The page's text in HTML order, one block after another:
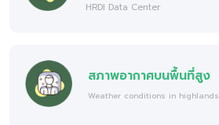
HRDI Data Center
สภาพอากาศบนพื้นที่สูง
Weather conditions in highlands